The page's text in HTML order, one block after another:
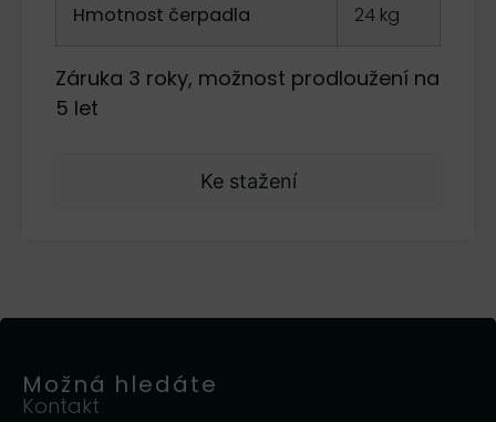
Ke stažení
Hmotnost čerpadla 24 kg
Záruka 3 roky, možnost prodloužení na
5 let
Možná hledáte
Kontakt